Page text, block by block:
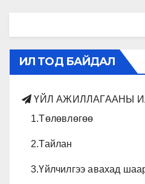
ИЛ ТОД БАЙДАЛ
ҮЙЛ АЖИЛЛАГААНЫ
1.Төлөвлөгөө
2.Тайлан
3.Үйлчилгээ авахад